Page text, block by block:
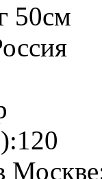
50см
120